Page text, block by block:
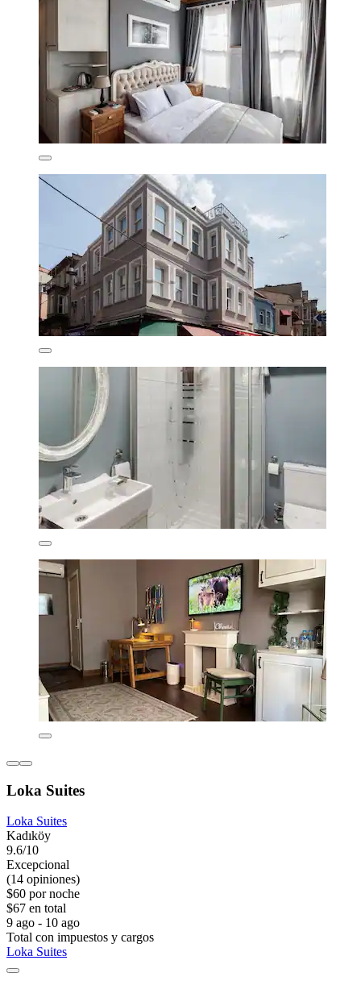
Loka Suites
Loka Suites
Kadıköy
9.6/10
Excepcional
(14 opiniones)
$60 por noche
$67 en total
9 ago - 10 ago
Total con impuestos y cargos
Loka Suites